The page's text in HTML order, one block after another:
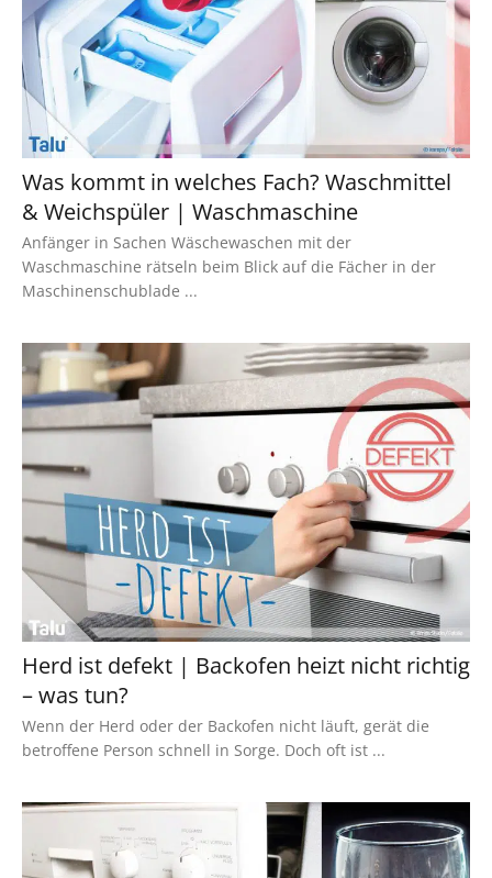
Was kommt in welches Fach? Waschmittel
& Weichspüler | Waschmaschine
Anfänger in Sachen Wäschewaschen mit der
Waschmaschine rätseln beim Blick auf die Fächer in der
Maschinenschublade ...
Herd ist defekt | Backofen heizt nicht richtig
– was tun?
Wenn der Herd oder der Backofen nicht läuft, gerät die
betroffene Person schnell in Sorge. Doch oft ist ...